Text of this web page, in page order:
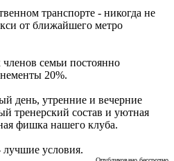
транспорте - никогда не
от ближайшего метро
семьи постоянно
20%.
день, утренние и вечерние
тренерский состав и уютная
фишка нашего клуба.
условия.